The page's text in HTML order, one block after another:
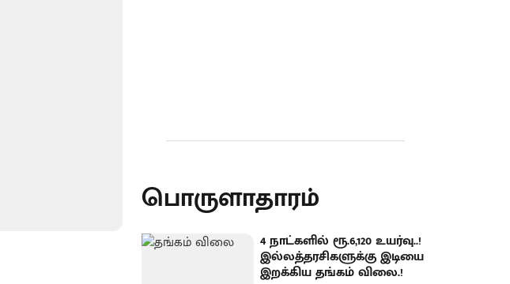
பொருளாதாரம்
4 நாட்களில் ரூ.6,120 உயர்வு..!
இல்லத்தரசிகளுக்கு இடியை
இறக்கிய தங்கம் விலை.!